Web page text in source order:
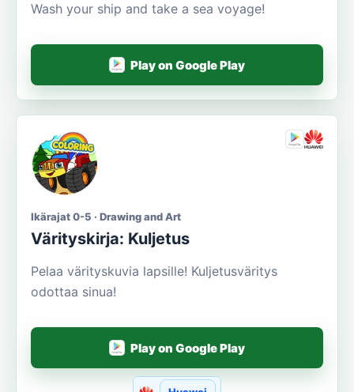
Wash your ship and take a sea voyage!
Play on Google Play
Ikärajat 0-5 · Drawing and Art
Värityskirja: Kuljetus
Pelaa värityskuvia lapsille! Kuljetusväritys
odottaa sinua!
Play on Google Play